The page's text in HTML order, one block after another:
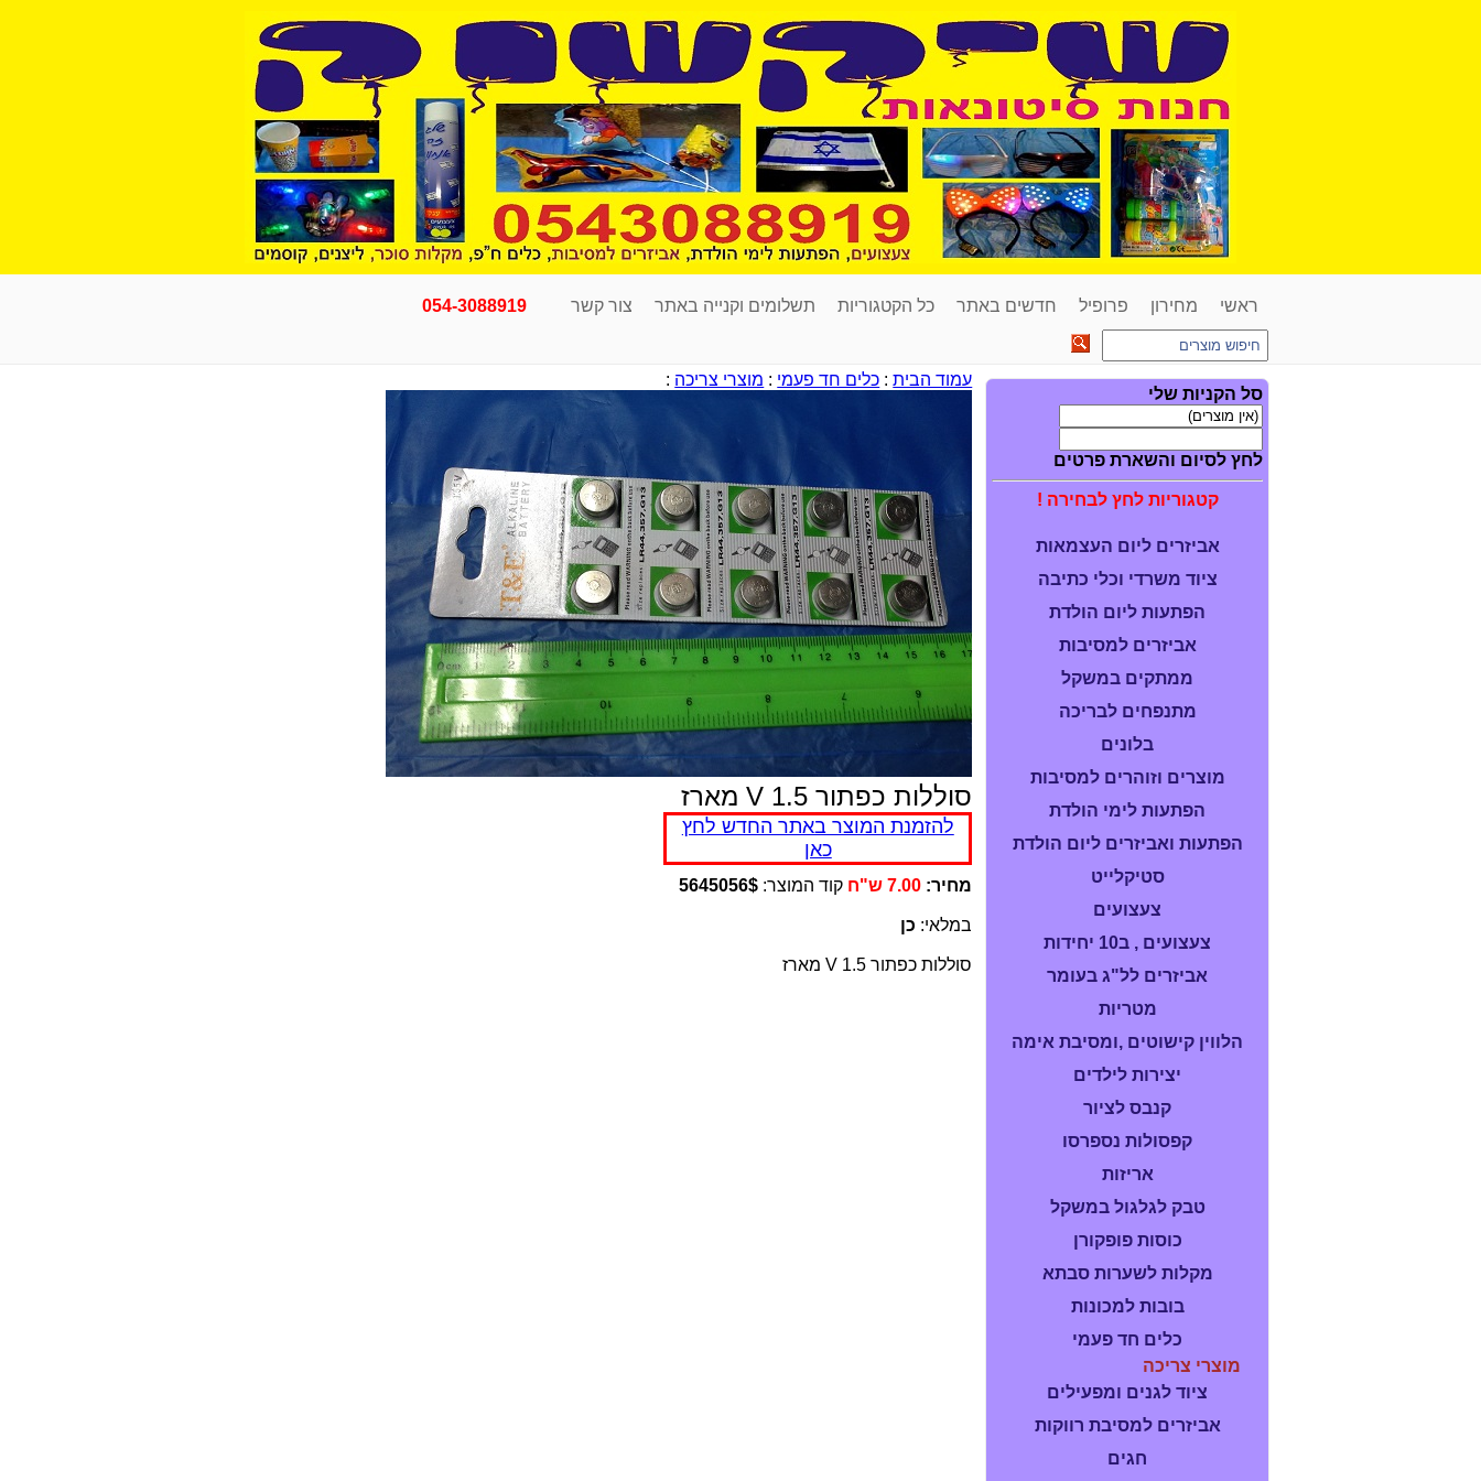
ראשי מחירון פרופיל חדשים באתר כל הקטגוריות תשלומים וקנייה באתר צור קשר 054-3088919
סל הקניות שלי
לחץ לסיום והשארת פרטים
קטגוריות לחץ לבחירה !
אביזרים ליום העצמאות
ציוד משרדי וכלי כתיבה
הפתעות ליום הולדת
אביזרים למסיבות
ממתקים במשקל
מתנפחים לבריכה
בלונים
מוצרים וזוהרים למסיבות
הפתעות לימי הולדת
הפתעות ואביזרים ליום הולדת
סטיקלייט
צעצועים
צעצועים , ב10 יחידות
אביזרים לל"ג בעומר
מטריות
הלווין קישוטים ,ומסיבת אימה
יצירות לילדים
קנבס לציור
קפסולות נספרסו
אריזות
טבק לגלגול במשקל
כוסות פופקורן
מקלות לשערות סבתא
בובות למכונות
כלים חד פעמי
מוצרי צריכה
ציוד לגנים ומפעילים
אביזרים למסיבת רווקות
חגים
עמוד הבית: כלים חד פעמי : מוצרי צריכה :
סוללות כפתור 1.5 V מארז
להזמנת המוצר באתר החדש לחץ
כאן
מחיר: 7.00 ש"ח קוד המוצר: 5645056$
במלאי: כן
סוללות כפתור 1.5 V מארז